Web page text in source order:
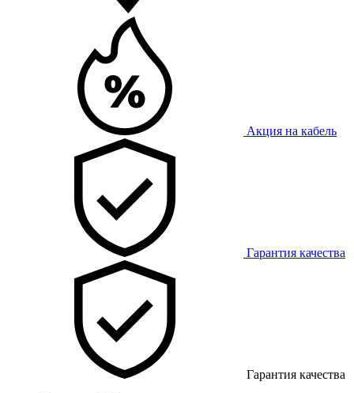
Акция на кабель
Гарантия качества
Гарантия качества